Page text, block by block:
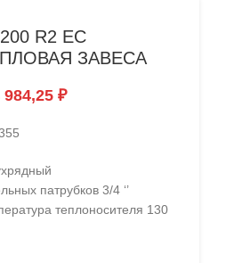
R2 EC
ЗАВЕСА
984,25 ₽
патрубков 3/4 ‘’
теплоносителя 130